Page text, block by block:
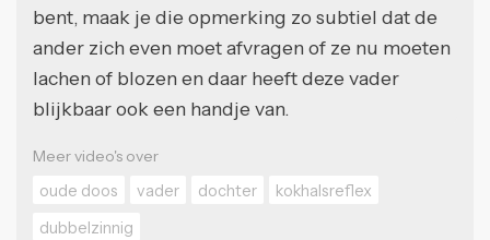
bent, maak je die opmerking zo subtiel dat de
ander zich even moet afvragen of ze nu moeten
lachen of blozen en daar heeft deze vader
blijkbaar ook een handje van.
Meer video's over
oude doos
vader dochter
kokhalsreflex
dubbelzinnig